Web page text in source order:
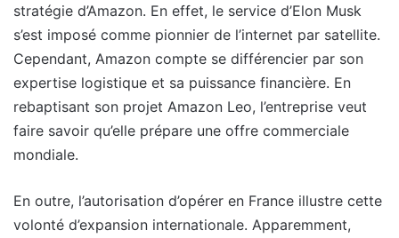
stratégie d’Amazon. En effet, le service d’Elon Musk
s’est imposé comme pionnier de l’internet par satellite.
Cependant, Amazon compte se différencier par son
expertise logistique et sa puissance financière. En
rebaptisant son projet Amazon Leo, l’entreprise veut
faire savoir qu’elle prépare une offre commerciale
mondiale.
En outre, l’autorisation d’opérer en France illustre cette
volonté d’expansion internationale. Apparemment,